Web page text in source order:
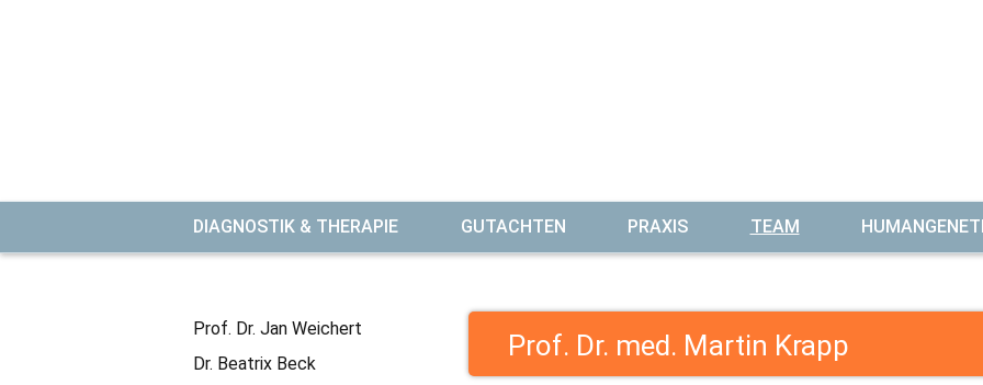
NAVIGATION
DIAGNOSTIK & THERAPIE GUTACHTEN PRAXIS TEAM
Prof. Dr. med. Martin Krapp
Navigation
Prof. Dr. Jan Weichert
Dr. Beatrix Beck